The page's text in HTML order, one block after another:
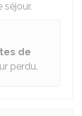
de
perdu.